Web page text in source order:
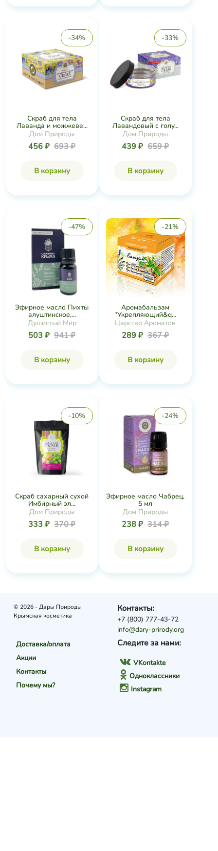
-34%
Скраб для тела
Лаванда и можжеве...
Дом Природы
456 ₽ 693 ₽
В корзину
-33%
Скраб для тела
Лавандовый с голу...
Дом Природы
439 ₽ 659 ₽
В корзину
-47%
Эфирное масло Пихты
алуштинское,...
Душистый Мир
503 ₽ 941 ₽
В корзину
-21%
Аромабальзам
"Укрепляющий&q...
Царство Ароматов
289 ₽ 367 ₽
В корзину
-10%
Скраб сахарный сухой
Имбирный эл...
Дом Природы
333 ₽ 370 ₽
В корзину
-24%
Эфирное масло Чабрец,
5 мл
Дом Природы
238 ₽ 314 ₽
В корзину
© 2026 - Дары Природы
Крымская косметика
Доставка/оплата
Акции
Контакты
Почему мы?
Следите за нами:
VKontakte
Одноклассники
Instagram
Контакты:
+7 (800) 777-43-72
info@dary-prirody.org